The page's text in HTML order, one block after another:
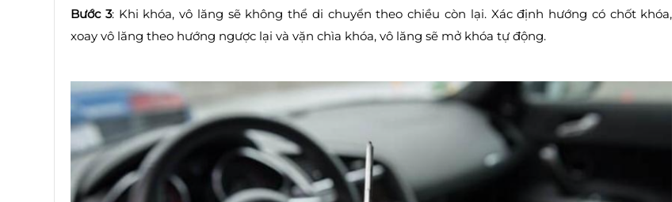
Bước 3: Khi khóa, vô lăng sẽ không thể di chuyển theo chiều còn lại. Xác định hướng có chốt khóa,
xoay vô lăng theo hướng ngược lại và vặn chìa khóa, vô lăng sẽ mở khóa tự động.